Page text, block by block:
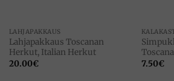
LAHJAPAKKAUS
Lahjapakkaus Toscanan
Herkut, Italian Herkut
20.00€
7.50€